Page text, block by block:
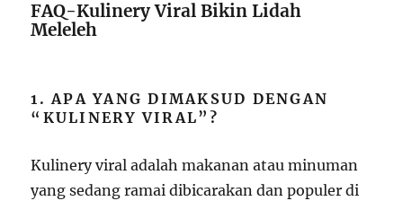
FAQ-Kulinery Viral Bikin Lidah
Meleleh
1. APA YANG DIMAKSUD DENGAN
“KULINERY VIRAL”?
Kulinery viral adalah makanan atau minuman
yang sedang ramai dibicarakan dan populer di